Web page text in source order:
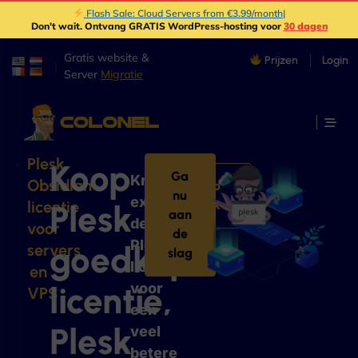
Flash Sale: Cloud Servers from €3.99/month|
Don't wait. Ontvang GRATIS WordPress-hosting voor 30 dagen
Gratis website &
Server Migratie
Prijzen Login
Plesk
Obsidian-
licentie
voor
servers
en
VPS
Koop
Plesk
goedkope
licentie,
Plesk
Krijg
exact
dezelfde
Plesk-
licentie
voor
een
veel
betere
Ga
nu
aan
de
slag
Koop
Plesk